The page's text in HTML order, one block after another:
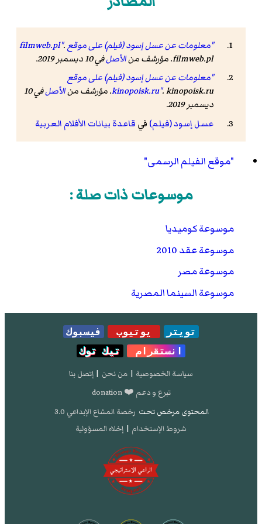
"معلومات عن عسل إسود (فيلم) على موقع filmweb.pl".
filmweb.pl. مؤرشف من
الأصلفي 10 ديسمبر 2019.
"معلومات عن عسل إسود (فيلم) على موقع
kinopoisk.ru". kinopoisk.ru. مؤرشف من الأصل
في 10
ديسمبر 2019.
عسل إسود (فيلم) في قاعدة بيانات الأفلام العربية
"موقع الفيلم الرسمى"
موسوعات ذات صلة :
موسوعة كوميديا
موسوعة عقد 2010
موسوعة مصر
موسوعة السينما المصرية
تويتر يوتيوب
فيسبوك
انستقرام
تيك توك
سياسة الخصوصية | من نحن | إتصل بنا
تبرع و دعم ❤️ donation
المحتوى مرخص تحت رخصة المشاع الإبداعي 3.0
شروط الإستخدام | إخلاء المسؤولية